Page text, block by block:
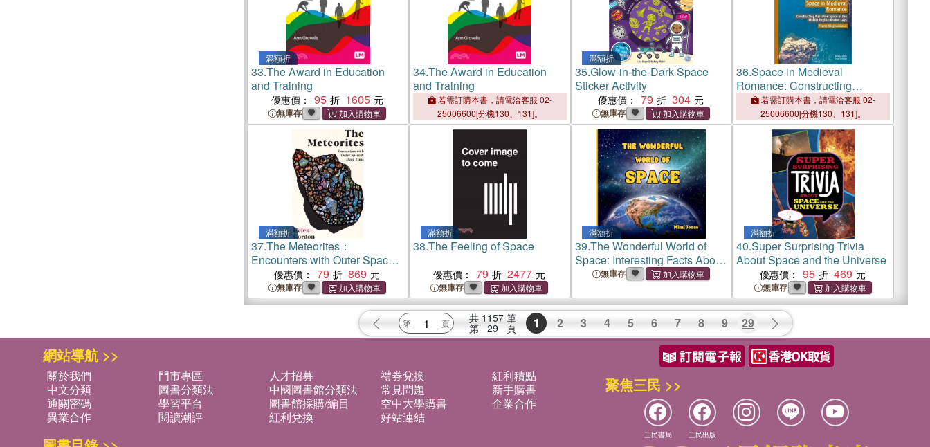
滿額折
33.The Award in Education
and Training
優惠價： 95 1605
無庫存
34.The Award in Education
and Training
若需訂購本書，請電洽客服 02-
25006600[分機130、131]。
滿額折
35.Glow-in-the-Dark Space
Sticker Activity
優惠價： 79 304
無庫存
36.Space in Medieval
Romance: Constructing
Narrative Space in the Middle
English Breton Lays
若需訂購本書，請電洽客服 02-
25006600[分機130、131]。
滿額折
37.The Meteorites：
Encounters with Outer Space
and Deep Time
優惠價： 79 869
無庫存
滿額折
38.The Feeling of Space
優惠價： 79 2477
無庫存
滿額折
39.The Wonderful World of
Space: Interesting Facts About
Space無庫存
滿額折
40.Super Surprising Trivia
About Space and the Universe
優惠價： 95 469
無庫存
共 1157 筆
第 29 頁 1 2 3 4 5 6 7 8 9 29
網站導航 >>
關於我們 門市專區 人才招募 禮券兌換
紅利積點
中文分類
圖書分類法 中國圖書館分類法 常見問題
新手購書
通關密碼
學習平台 圖書館採購/編目 空中大學購書
企業合作
異業合作
閱讀潮評 紅利兌換 好站連結
聚焦三民 >>
三民書局 三民出版